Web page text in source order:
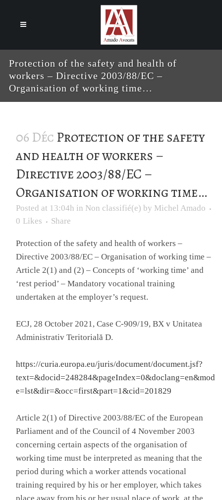
Protection of the safety and health of
workers – Directive 2003/88/EC –
Organisation of working time…
06 Déc Protection of the safety
and health of workers –
Directive 2003/88/EC –
Organisation of working time…
Posted at 13:04h in Non classifié(e) by Michel Amado
0 Likes Share
Protection of the safety and health of workers –
Directive 2003/88/EC – Organisation of working time –
Article 2(1) and (2) – Concepts of ‘working time’ and
‘rest period’ – Mandatory vocational training
undertaken at the employer’s request.
ECJ, 28 October 2021, Case C-909/19, BX v Unitatea
Administrativ Teritorială D.
https://curia.europa.eu/juris/document/document.jsf?
text=&docid=248284&pageIndex=0&doclang=en&mod
e=lst&dir=&occ=first&part=1&cid=201829
Article 2(1) of Directive 2003/88/EC of the European
Parliament and of the Council of 4 November 2003
concerning certain aspects of the organisation of
working time must be interpreted as meaning that the
period during which a worker attends vocational
training required by his or her employer, which takes